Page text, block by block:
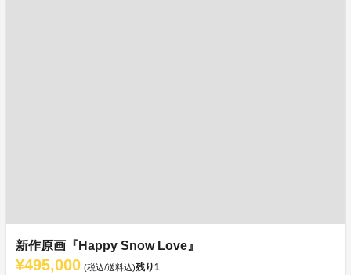
新作原画『Happy Snow Love』
¥495,000 (税込/送料込)残り1